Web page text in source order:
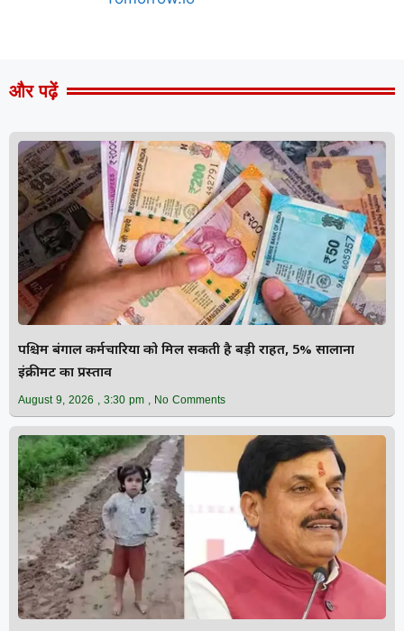
और पढ़ें
पश्चिम बंगाल कर्मचारियों को मिल सकती है बड़ी राहत, 5% सालाना
इंक्रीमेंट का प्रस्ताव
August 9, 2026 3:30 pm No Comments